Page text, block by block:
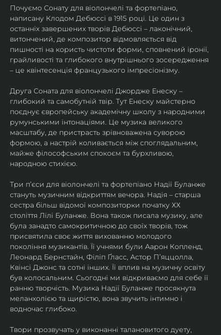
Почуємо Сонату для віолончелі та фортепіано,
написану Клодом Дебюссі в 1915 році. Це один з
останніх завершених творів Дебюссі – лаконічний,
витончений, де композитор відмовляється від
пишності на користь чистоти форми, сповнений іронії,
грайливості та глибокого внутрішнього зосередження
– це квінтесенція французького імпресіонізму.
Друга Соната для віолончелі Джордже Енеску –
глибокий та самобутній твір. Тут Енеску майстерно
поєднує європейську академічну школу з народними
румунськими інтонаціями. Це музика великого
масштабу, де пристрасть зрівноважена суворою
формою, а настрій коливається між споглядальним,
майже філософським спокоєм та бурхливою,
народною стихією.
Три п’єси для віолончелі та фортепіано Надії Буланже
стануть музичним відкриттям вечора. Надія – старша
сестра більш відомої композиторки початку ХХ
століття Лілі Буланже. Вона також писала музику, але
була занадто самокритичною до своїх творів, тож
присвятила своє життя вихованню молодого
покоління музикантів. Її учнями були Аарон Копленд,
Леонард Бернстайн, Філіп Ґласс, Астор П’яццолла,
Квінсі Джонс та сотні інших. Її вплив на музичну освіту
був колосальним. Сьогодні ми відкриваємо для себе її
ранню творчість. Музика Надії Буланже просякнута
меланхолією та щирістю, вона звучить інтимно і
водночас глибоко.
Твори прозвучать у виконанні талановитого дуету,